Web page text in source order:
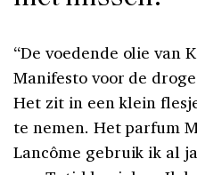
“De voedende olie van
Manifesto voor de
Het zit in een klein
te nemen. Het parfum
Lancôme gebruik ik al